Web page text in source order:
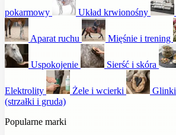
pokarmowy Układ krwionośny
Aparat ruchu Mięśnie i trening
Uspokojenie Sierść i skóra
Elektrolity Żele i wcierki Glinki
(strzałki i gruda)
Popularne marki